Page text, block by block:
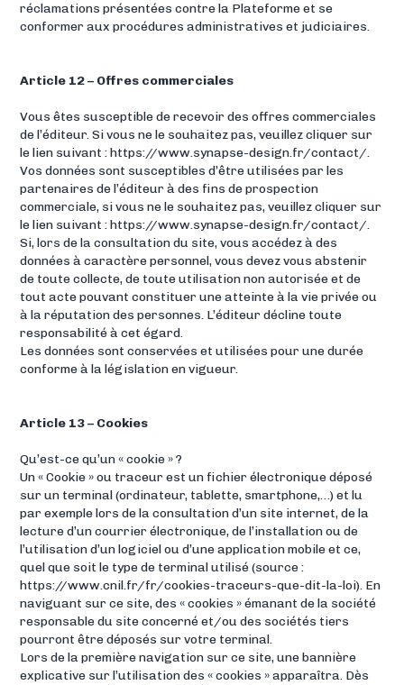
réclamations présentées contre la Plateforme et se
conformer aux procédures administratives et judiciaires.
Article 12 – Offres commerciales
Vous êtes susceptible de recevoir des offres commerciales
de l’éditeur. Si vous ne le souhaitez pas, veuillez cliquer sur
le lien suivant : https://www.synapse-design.fr/contact/.
Vos données sont susceptibles d’être utilisées par les
partenaires de l’éditeur à des fins de prospection
commerciale, si vous ne le souhaitez pas, veuillez cliquer sur
le lien suivant : https://www.synapse-design.fr/contact/.
Si, lors de la consultation du site, vous accédez à des
données à caractère personnel, vous devez vous abstenir
de toute collecte, de toute utilisation non autorisée et de
tout acte pouvant constituer une atteinte à la vie privée ou
à la réputation des personnes. L’éditeur décline toute
responsabilité à cet égard.
Les données sont conservées et utilisées pour une durée
conforme à la législation en vigueur.
Article 13 – Cookies
Qu’est-ce qu’un « cookie » ?
Un « Cookie » ou traceur est un fichier électronique déposé
sur un terminal (ordinateur, tablette, smartphone,…) et lu
par exemple lors de la consultation d’un site internet, de la
lecture d’un courrier électronique, de l’installation ou de
l’utilisation d’un logiciel ou d’une application mobile et ce,
quel que soit le type de terminal utilisé (source :
https://www.cnil.fr/fr/cookies-traceurs-que-dit-la-loi). En
naviguant sur ce site, des « cookies » émanant de la société
responsable du site concerné et/ou des sociétés tiers
pourront être déposés sur votre terminal.
Lors de la première navigation sur ce site, une bannière
explicative sur l’utilisation des « cookies » apparaîtra. Dès